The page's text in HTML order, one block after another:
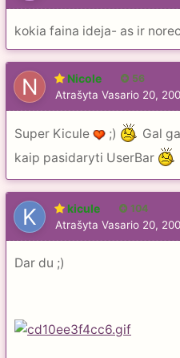
kokia faina ideja- as ir
Nicole 56
Atrašyta Vasario 20,
Super Kicule ;)
Gal
kaip pasidaryti UserBar
kicule 104
Atrašyta Vasario 20,
Dar du ;)